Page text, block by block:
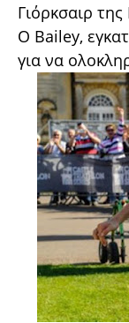
Γιόρκσαιρ
Ο Bailey,
για να